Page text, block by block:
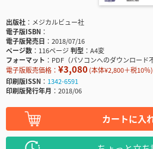
出版社
メジカルビュー社
電子版ISBN
電子版発売日
2018/07/16
ページ数
116ページ判型
A4変
フォーマット
PDF（パソコンへのダウンロード
電子版販売価格： ¥3,080(本体¥2,800＋税10％)
印刷版ISSN
1342-6591
印刷版発行年月
2018/06
カートに入